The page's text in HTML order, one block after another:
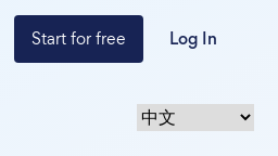
Start for free Log In